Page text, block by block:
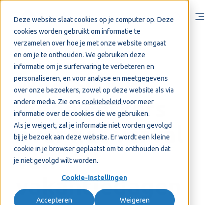
Deze website slaat cookies op je computer op. Deze
cookies worden gebruikt om informatie te
verzamelen over hoe je met onze website omgaat
en om je te onthouden. We gebruiken deze
informatie om je surfervaring te verbeteren en
personaliseren, en voor analyse en meetgegevens
over onze bezoekers, zowel op deze website als via
andere media. Zie ons cookiebeleid voor meer
informatie over de cookies die we gebruiken.
Als je weigert, zal je informatie niet worden gevolgd
bij je bezoek aan deze website. Er wordt een kleine
cookie in je browser geplaatst om te onthouden dat
je niet gevolgd wilt worden.
Cookie-instellingen
Accepteren Weigeren
2 mei 2025 Visma Cash
Waarschuw
medewerkers
over het verval
van
vakantiedagen